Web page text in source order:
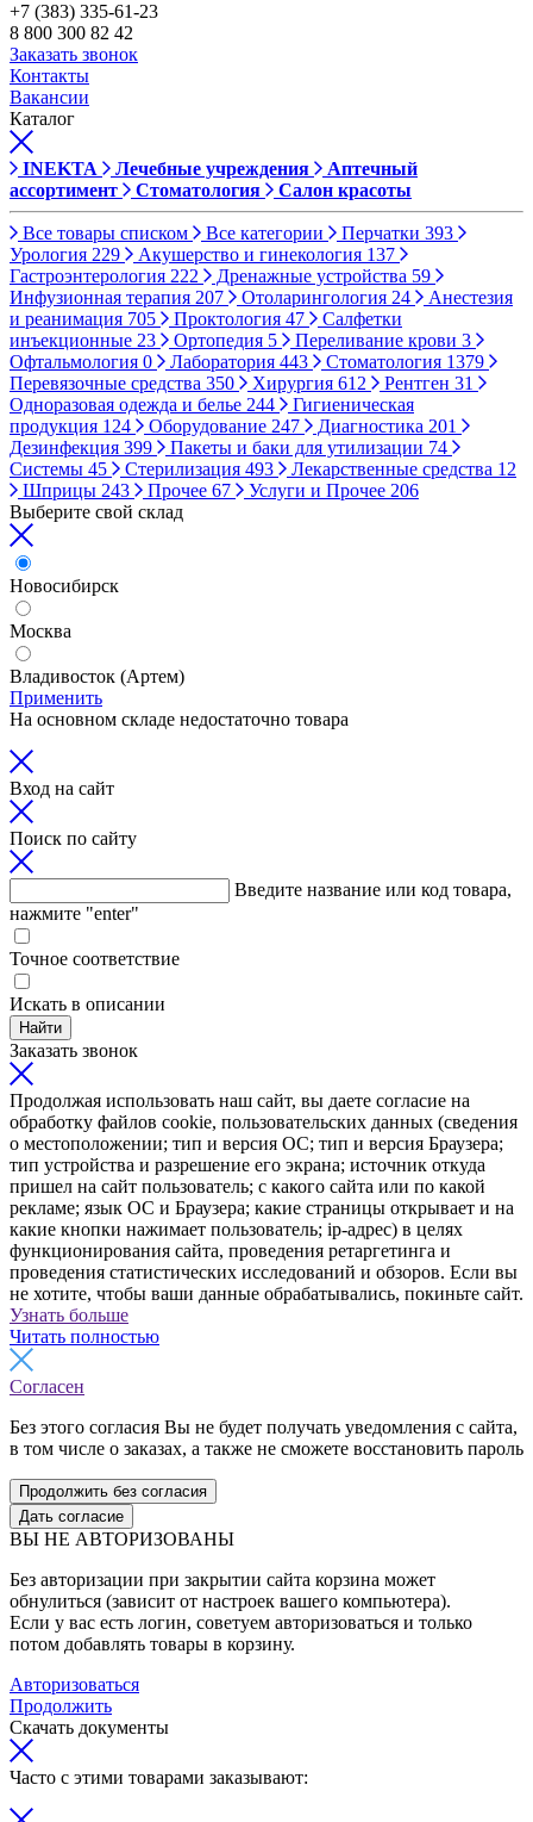
+7 (383) 335-61-23
8 800 300 82 42
Заказать звонок
Контакты
Вакансии
Каталог
INEKTA Лечебные учреждения
Аптечный
ассортимент
Стоматология Салон красоты
Все товары списком Все категории Перчатки 393
Урология 229 Акушерство и гинекология 137
Гастроэнтерология 222 Дренажные устройства 59
Инфузионная терапия 207 Отоларингология 24
Анестезия
и реанимация 705 Проктология 47
Салфетки
инъекционные 23 Ортопедия 5 Переливание крови 3
Офтальмология 0 Лаборатория 443 Стоматология 1379
Перевязочные средства 350 Хирургия 612 Рентген 31
Одноразовая одежда и белье 244
Гигиеническая
продукция 124 Оборудование 247 Диагностика 201
Дезинфекция 399 Пакеты и баки для утилизации 74
Системы 45 Стерилизация 493 Лекарственные средства 12
Шприцы 243 Прочее 67 Услуги и Прочее 206
Выберите свой склад
Новосибирск
Москва
Владивосток (Артем)
Применить
На основном складе недостаточно товара
Вход на сайт
Поиск по сайту
Введите название или код товара,
нажмите "enter"
Точное соответствие
Искать в описании
Найти
Заказать звонок
Продолжая использовать наш сайт, вы даете согласие на
обработку файлов cookie, пользовательских данных (сведения
о местоположении; тип и версия ОС; тип и версия Браузера;
тип устройства и разрешение его экрана; источник откуда
пришел на сайт пользователь; с какого сайта или по какой
рекламе; язык ОС и Браузера; какие страницы открывает и на
какие кнопки нажимает пользователь; ip-адрес) в целях
функционирования сайта, проведения ретаргетинга и
проведения статистических исследований и обзоров. Если вы
не хотите, чтобы ваши данные обрабатывались, покиньте сайт.
Узнать больше
Читать полностью
Согласен
Без этого согласия Вы не будет получать уведомления с сайта,
в том числе о заказах, а также не сможете восстановить пароль
Продолжить без согласия
Дать согласие
ВЫ НЕ АВТОРИЗОВАНЫ
Без авторизации при закрытии сайта корзина может
обнулиться (зависит от настроек вашего компьютера).
Если у вас есть логин, советуем авторизоваться и только
потом добавлять товары в корзину.
Авторизоваться
Продолжить
Скачать документы
Часто с этими товарами заказывают: